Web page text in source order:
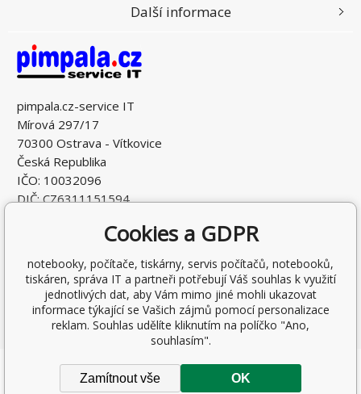
pimpala.cz-service IT
Mírová 297/17
70300 Ostrava - Vítkovice
Česká Republika
IČO: 10032096
DIČ: CZ6311151594
Další informace
Copyright © 2026 Ing. Antonín Pohludka
Cookies a GDPR
notebooky, počítače, tiskárny, servis počítačů, notebooků,
tiskáren, správa IT a partneři potřebují Váš souhlas k využití
jednotlivých dat, aby Vám mimo jiné mohli ukazovat
informace týkající se Vašich zájmů pomocí personalizace
reklam. Souhlas udělíte kliknutím na políčko "Ano,
souhlasím".
Zamítnout vše OK